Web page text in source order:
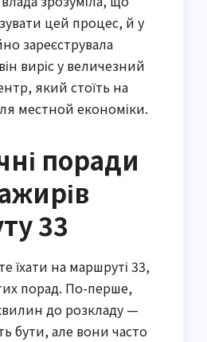
цей процес, й у
зареєструвала
виріс у величезний
який стоїть на
местной економіки.
поради
33
їхати на маршруті 33,
порад. По-перше,
до розкладу —
бути, але вони часто